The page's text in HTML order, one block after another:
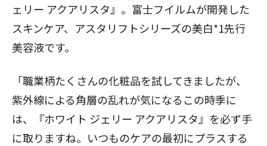
ェリー アクアリスタ』。富士フイルムが開発した
スキンケア、アスタリフトシリーズの美白*1先行
美容液です。
「職業柄たくさんの化粧品を試してきましたが、
紫外線による角層の乱れが気になるこの時季に
は、『ホワイト ジェリー アクアリスタ』を必ず手
に取りますね。いつものケアの最初にプラスする